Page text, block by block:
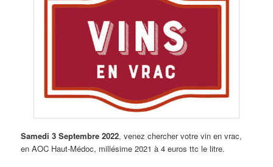
Samedi 3 Septembre 2022, venez chercher votre vin en vrac,
en AOC Haut-Médoc, millésime 2021 à 4 euros ttc le litre.